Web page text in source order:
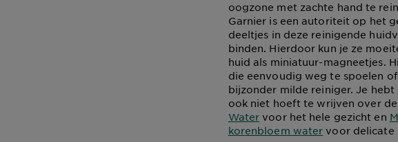
oogzone met zachte hand te
Garnier is een autoriteit op het
deeltjes in deze reinigende
binden. Hierdoor kun je ze
huid als miniatuur-magneetjes.
die eenvoudig weg te spoelen
bijzonder milde reiniger. Je
ook niet hoeft te wrijven over
Water voor het hele gezicht en
korenbloem water voor delicate